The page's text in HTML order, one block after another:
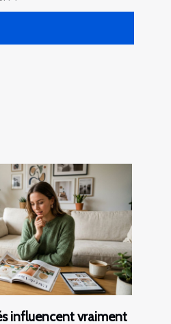
influencent vraiment